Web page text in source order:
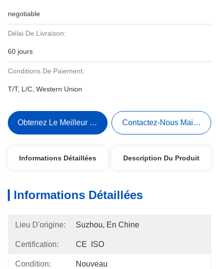
negotiable
Délai De Livraison:
60 jours
Conditions De Paiement:
T/T, L/C, Western Union
Obtenez Le Meilleur Prix Contactez-Nous Maintenant
Informations Détaillées Description Du Produit
Informations Détaillées
Lieu D'origine: Suzhou, En Chine
Certification: CE  ISO
Condition: Nouveau